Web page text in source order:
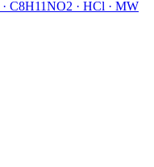
· C8H11NO2 · HCl · MW